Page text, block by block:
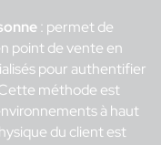
: permet de
point de vente en
pour authentifier
méthode est
à haut
du client est